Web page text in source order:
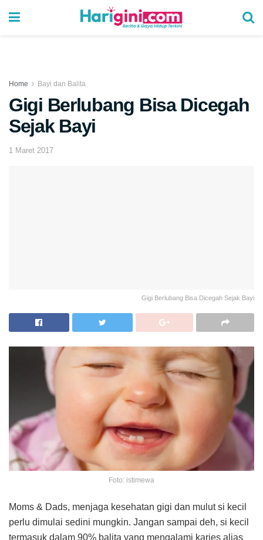
Home Bayi dan Balita
Gigi Berlubang Bisa Dicegah
Sejak Bayi
1 Maret 2017
Gigi Berlubang Bisa Dicegah Sejak Bayi
Foto: istimewa
Moms & Dads, menjaga kesehatan gigi dan mulut si kecil
perlu dimulai sedini mungkin. Jangan sampai deh, si kecil
termasuk dalam 90% balita yang mengalami karies alias